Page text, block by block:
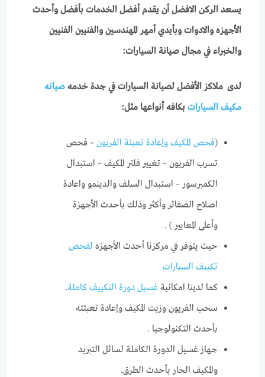
يسعد الركن الافضل أن يقدم أفضل الخدمات بأفضل وأحدث
الأجهزه والادوات وبأيدي أمهر المهندسين والفنيين الفنيين
والخبراء في مجال صيانة السيارات:
لدى ملاكز الأفضل لصيانة السيارات في جدة خدمه صيانه
مكيف السيارات بكافه أنواعها مثل:
(فحص المكيف وإعادة تعبئة الفريون – فحص
تسرب الفريون – تغيير فلتر المكيف – استبدال
الكمبرسور – استبدال السلف والدينمو واعادة
اصلاح الضفائر وأكثر وذلك بأحدث الأجهزة
وأعلى المعايير ) .
حيث يتوفر في مركزنا أحدث الأجهزه لفحص
تكييف السيارات
كما لدينا امكانية غسيل دورة التكييف كاملة.
سحب الفريون وزيت المكيف وإعادة تعبئته
بأحدث التكنولوجيا .
جهاز غسيل الدورة الكاملة لسائل التبريد
والمكيف الحار بأحدث الطرق.